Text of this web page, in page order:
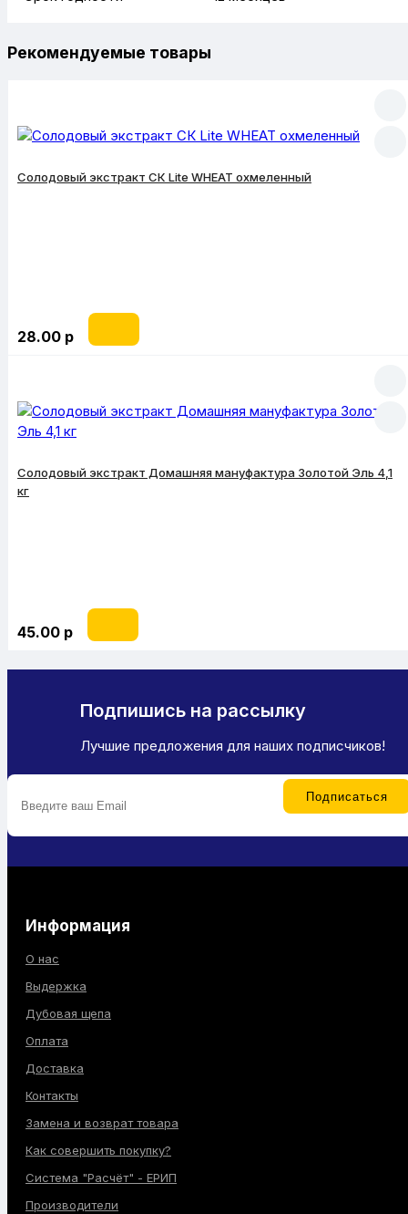
Рекомендуемые товары
Солодовый экстракт СК Lite WHEAT охмеленный
28.00 р
Солодовый экстракт Домашняя мануфактура Золотой Эль 4,1
кг
45.00 р
Подпишись на рассылку
Лучшие предложения для наших подписчиков!
Информация
О нас
Выдержка
Дубовая щепа
Оплата
Доставка
Контакты
Замена и возврат товара
Как совершить покупку?
Система "Расчёт" - ЕРИП
Производители